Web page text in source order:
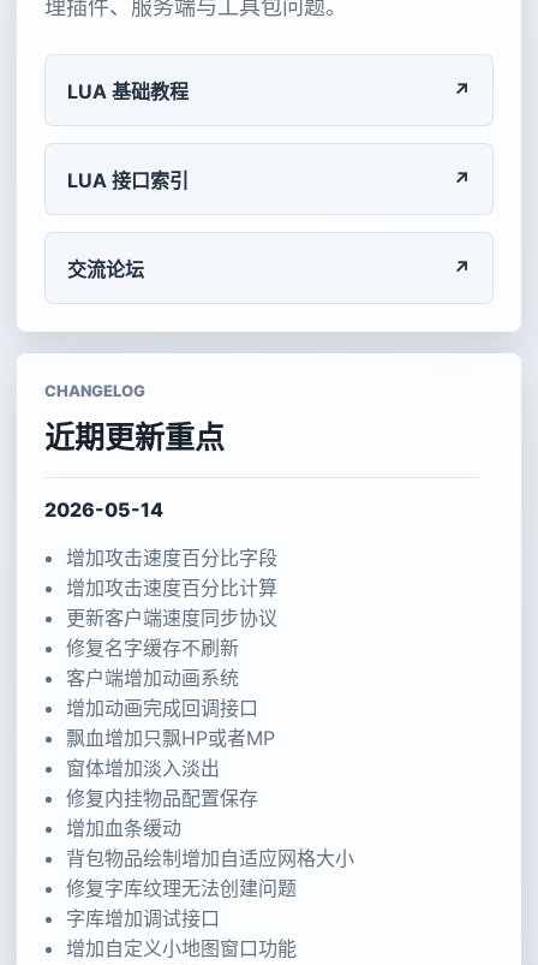
理插件、服务端与工具包问题。
LUA 基础教程 ↗
LUA 接口索引 ↗
交流论坛 ↗
CHANGELOG
近期更新重点
2026-05-14
增加攻击速度百分比字段
增加攻击速度百分比计算
更新客户端速度同步协议
修复名字缓存不刷新
客户端增加动画系统
增加动画完成回调接口
飘血增加只飘HP或者MP
窗体增加淡入淡出
修复内挂物品配置保存
增加血条缓动
背包物品绘制增加自适应网格大小
修复字库纹理无法创建问题
字库增加调试接口
增加自定义小地图窗口功能